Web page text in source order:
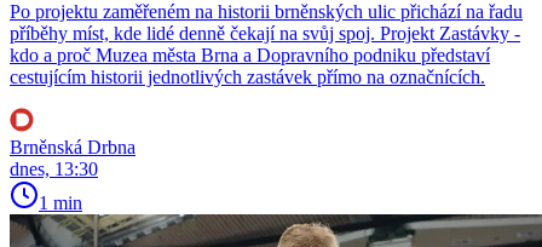
Po projektu zaměřeném na historii brněnských ulic přichází na řadu
příběhy míst, kde lidé denně čekají na svůj spoj. Projekt Zastávky -
kdo a proč Muzea města Brna a Dopravního podniku představí
cestujícím historii jednotlivých zastávek přímo na označnících.
Brněnská Drbna
dnes, 13:30
1 min